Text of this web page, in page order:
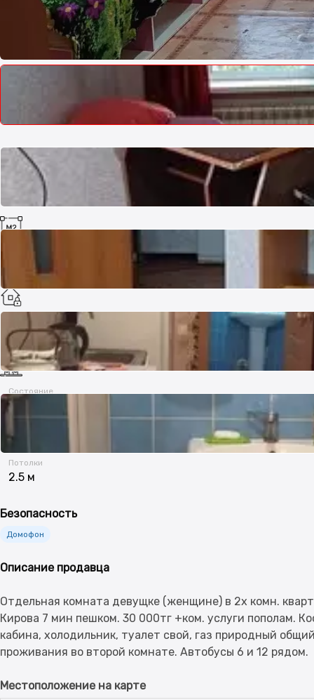
Площадь
46 м²
нет
Состояние
Среднее
Потолки
2.5 м
Безопасность
Домофон
Описание продавца
Отдельная комната девущке (женщине) в 2х комн.
Кирова 7 мин пешком. 30 000тг +ком. услуги пополам.
кабина, холодильник, туалет свой, газ природный
Местоположение на карте